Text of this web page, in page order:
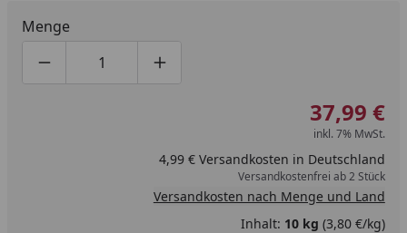
Menge
Produktmenge um eins verringern
Produktmenge manuell eingeben
Produktmenge um eins erhöhen
37,99 €
inkl. 7% MwSt.
4,99 € Versandkosten in Deutschland
Versandkostenfrei ab 2 Stück
Versandkosten nach Menge und Land
Inhalt: 10 kg (3,80 €/kg)